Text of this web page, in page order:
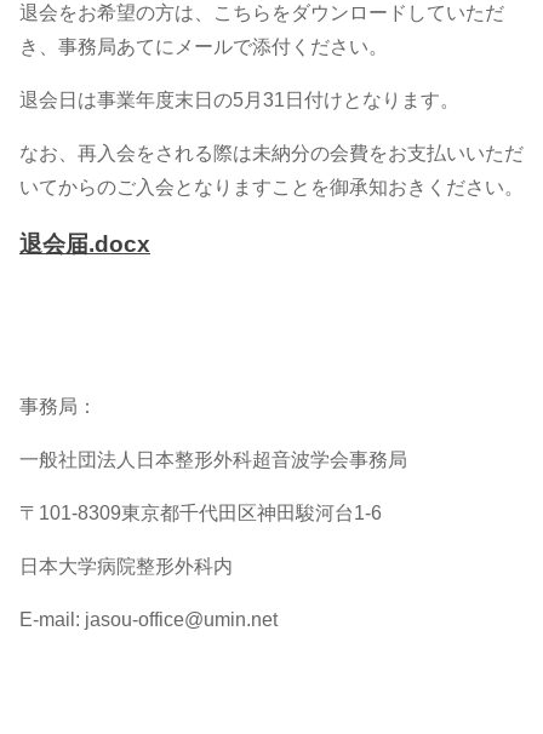
退会をお希望の方は、こちらをダウンロードしていただ
き、事務局あてにメールで添付ください。
退会日は事業年度末日の5月31日付けとなります。
なお、再入会をされる際は未納分の会費をお支払いいただ
いてからのご入会となりますことを御承知おきください。
退会届.docx
事務局：
一般社団法人日本整形外科超音波学会事務局
〒101-8309東京都千代田区神田駿河台1-6
日本大学病院整形外科内
E-mail: jasou-office@umin.net